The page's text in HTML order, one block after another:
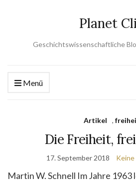
Planet
Geschichtswissenschaftliche
Menü
Artikel ,
Die Freiheit,
17. September 2018
Martin W. Schnell Im Jahre